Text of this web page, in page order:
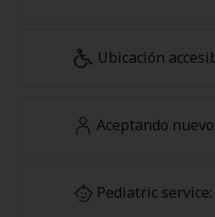
Ubicación
Aceptando
Pediatric service: